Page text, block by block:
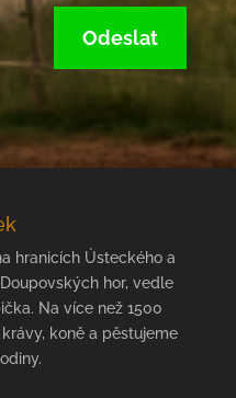
Odeslat
hranicích Ústeckého a
hor, vedle
Na více než 1500
koně a pěstujeme